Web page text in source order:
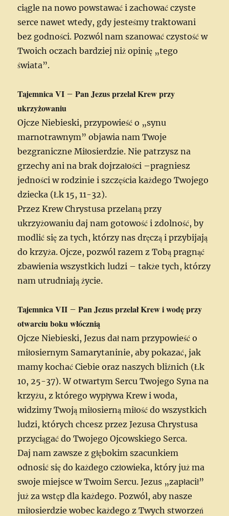
ciągle na nowo powstawać i zachować czyste
serce nawet wtedy, gdy jesteśmy traktowani
bez godności. Pozwól nam szanować czystość w
Twoich oczach bardziej niż opinię „tego
świata”.
Tajemnica VI –Pan Jezus przelał Krew przy
ukrzyżowaniu
Ojcze Niebieski, przypowieść o „synu
marnotrawnym” objawia nam Twoje
bezgraniczne Miłosierdzie. Nie patrzysz na
grzechy ani na brak dojrzałości –pragniesz
jedności w rodzinie i szczęścia każdego Twojego
dziecka (Łk 15, 11-32).
Przez Krew Chrystusa przelaną przy
ukrzyżowaniu daj nam gotowość i zdolność, by
modlić się za tych, którzy nas dręczą i przybijają
do krzyża. Ojcze, pozwól razem z Tobą pragnąć
zbawienia wszystkich ludzi – także tych, którzy
nam utrudniają życie.
Tajemnica VII –Pan Jezus przelał Krew i wodę przy
otwarciu boku włócznią
Ojcze Niebieski, Jezus dał nam przypowieść o
miłosiernym Samarytaninie, aby pokazać, jak
mamy kochać Ciebie oraz naszych bliźnich (Łk
10, 25-37). W otwartym Sercu Twojego Syna na
krzyżu, z którego wypływa Krew i woda,
widzimy Twoją miłosierną miłość do wszystkich
ludzi, których chcesz przez Jezusa Chrystusa
przyciągać do Twojego Ojcowskiego Serca.
Daj nam zawsze z głębokim szacunkiem
odnosić się do każdego człowieka, który już ma
swoje miejsce w Twoim Sercu. Jezus „zapłacił”
już za wstęp dla każdego. Pozwól, aby nasze
miłosierdzie wobec każdego z Twych stworzeń